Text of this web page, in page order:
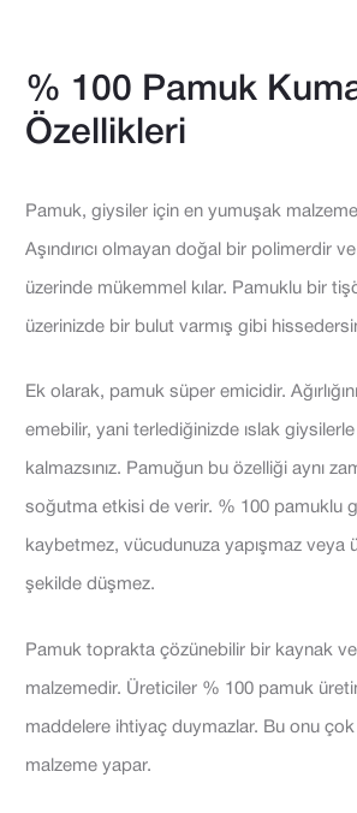
% 100 Pamuk
Özellikleri
Pamuk, giysiler için en yumuşak
Aşındırıcı olmayan doğal bir polimerdir
üzerinde mükemmel kılar. Pamuklu bir
üzerinizde bir bulut varmış gibi
Ek olarak, pamuk süper emicidir.
emebilir, yani terlediğinizde ıslak
kalmazsınız. Pamuğun bu özelliği aynı
soğutma etkisi de verir. % 100 pamuklu
kaybetmez, vücudunuza yapışmaz veya
şekilde düşmez.
Pamuk toprakta çözünebilir bir kaynak
malzemedir. Üreticiler % 100 pamuk
maddelere ihtiyaç duymazlar. Bu onu
malzeme yapar.